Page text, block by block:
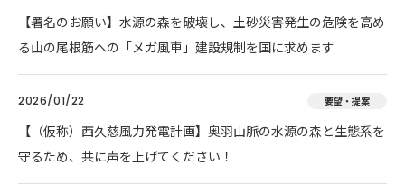
【署名のお願い】水源の森を破壊し、土砂災害発生の危険を高め
る山の尾根筋への「メガ風車」建設規制を国に求めます
2026/01/22 要望・提案
【（仮称）西久慈風力発電計画】奥羽山脈の水源の森と生態系を
守るため、共に声を上げてください！